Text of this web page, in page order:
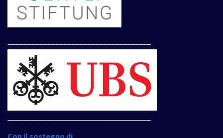
Con il sostegno di